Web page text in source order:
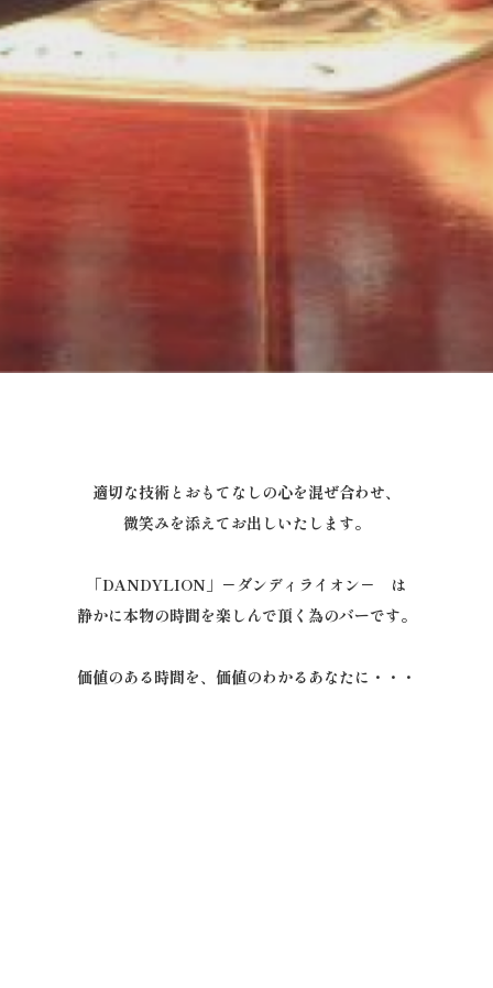
適切な技術とおもてなしの心を混ぜ合わせ、
微笑みを添えてお出しいたします。
「DANDYLION」－ダンディライオン－ は
静かに本物の時間を楽しんで頂く為のバーです。
価値のある時間を、価値のわかるあなたに・・・